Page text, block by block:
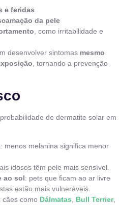
e feridas
da pele
, como irritabilidade e
desenvolver sintomas mesmo
, tornando a prevenção
de dermatite solar em
: menos melanina significa menor
idosos têm pele mais sensível.
ao sol: pets que ficam ao ar livre
estão mais vulneráveis.
cães como Dálmatas Bull Terrier,